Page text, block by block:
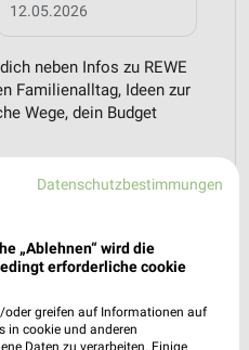
12.05.2026
neben Infos zu REWE
Familienalltag, Ideen zur
Wege, dein Budget
& Angebote App
– mit der kostenlosen
Datenschutzbestimmungen
„Ablehnen“ wird die
erforderliche cookie
oder greifen auf Informationen auf
in cookie und anderen
Daten zu verarbeiten. Einige